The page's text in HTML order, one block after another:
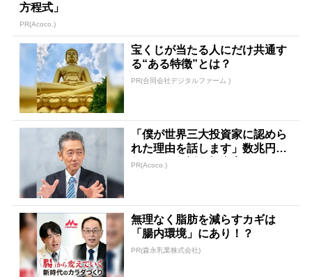
方程式」
PR(Acoco.)
宝くじが当たる人にだけ共通す
る“ある特徴”とは？
PR(合同会社デジタルファーム )
「僕が世界三大投資家に認めら
れた理由を話します」数兆円を
任された伝説の投資家
PR(Acoco.)
無理なく脂肪を減らすカギは
「腸内環境」にあり！？
PR(森永乳業株式会社)